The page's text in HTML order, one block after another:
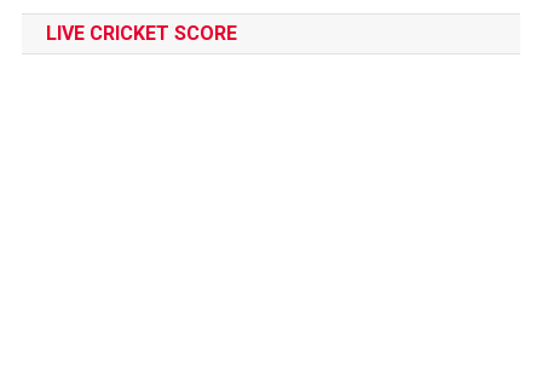
LIVE CRICKET SCORE